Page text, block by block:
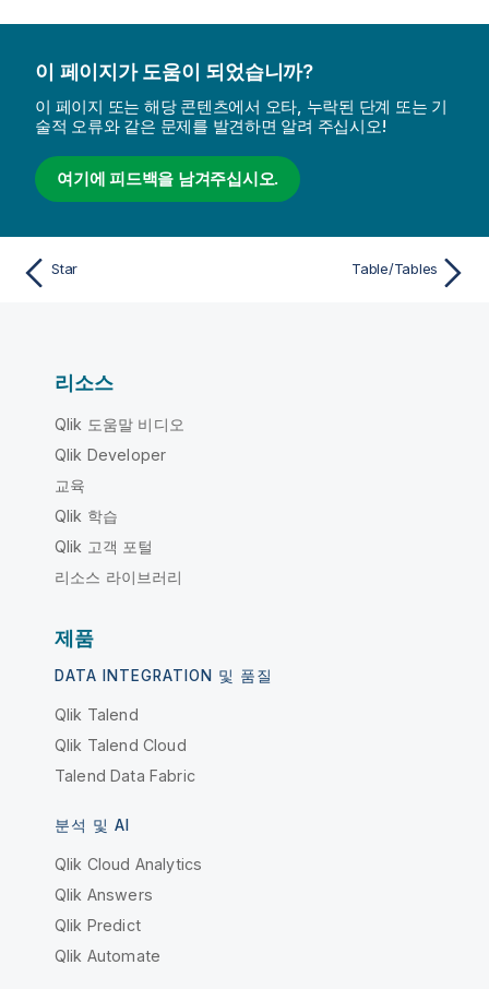
이 페이지가 도움이 되었습니까?
이 페이지 또는 해당 콘텐츠에서 오타, 누락된 단계 또는 기
술적 오류와 같은 문제를 발견하면 알려 주십시오!
여기에 피드백을 남겨주십시오.
Star Table/Tables
리소스
Qlik 도움말 비디오
Qlik Developer
교육
Qlik 학습
Qlik 고객 포털
리소스 라이브러리
제품
DATA INTEGRATION 및 품질
Qlik Talend
Qlik Talend Cloud
Talend Data Fabric
분석 및 AI
Qlik Cloud Analytics
Qlik Answers
Qlik Predict
Qlik Automate